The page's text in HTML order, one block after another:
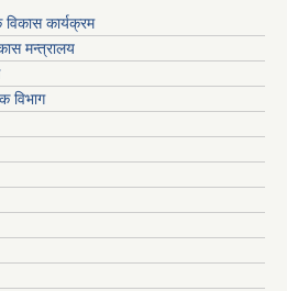
कार्यक्रम
मन्त्रालय
विभाग